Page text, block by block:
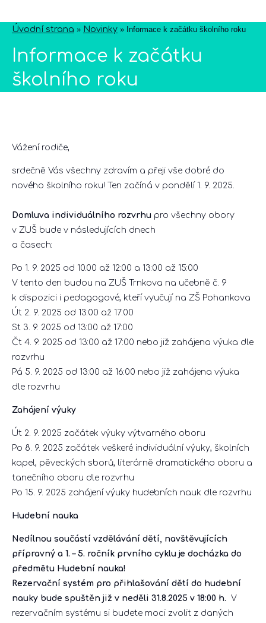
Úvodní strana » Novinky » Informace k začátku školního roku
Informace k začátku
školního roku
Vážení rodiče,
srdečně Vás všechny zdravím a přeji vše dobré do
nového školního roku! Ten začíná v pondělí 1. 9. 2025.
Domluva individuálního rozvrhu pro všechny obory
v ZUŠ bude v následujících dnech
a časech:
Po 1. 9. 2025 od 10.00 až 12:00 a 13:00 až 15:00
V tento den budou na ZUŠ Trnkova na učebně č. 9
k dispozici i pedagogové, kteří vyučují na ZŠ Pohankova
Út 2. 9. 2025 od 13:00 až 17:00
St 3. 9. 2025 od 13:00 až 17:00
Čt 4. 9. 2025 od 13:00 až 17:00 nebo již zahájena výuka dle
rozvrhu
Pá 5. 9. 2025 od 13:00 až 16:00 nebo již zahájena výuka
dle rozvrhu
Zahájení výuky
Út 2. 9. 2025 začátek výuky výtvarného oboru
Po 8. 9. 2025 začátek veškeré individuální výuky, školních
kapel, pěveckých sborů, literárně dramatického oboru a
tanečního oboru dle rozvrhu
Po 15. 9. 2025 zahájení výuky hudebních nauk dle rozvrhu
Hudební nauka
Nedílnou součástí vzdělávání dětí, navštěvujících
přípravný a 1. – 5. ročník prvního cyklu je docházka do
předmětu Hudební nauka!
Rezervační systém pro přihlašování dětí do hudební
nauky bude spuštěn již v neděli 31.8.2025 v 18:00 h. V
rezervačním systému si budete moci zvolit z daných